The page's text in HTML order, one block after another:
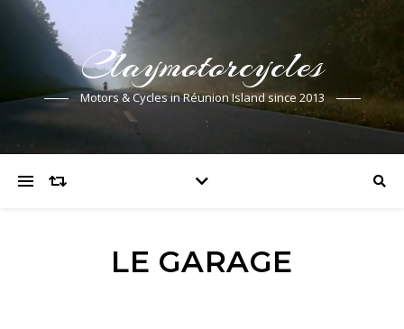
Claymotorcycles
Motors & Cycles in Réunion Island since 2013
LE GARAGE